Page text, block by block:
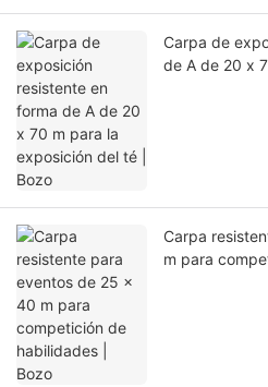
Carpa de
de A de 20 x
Carpa
m para